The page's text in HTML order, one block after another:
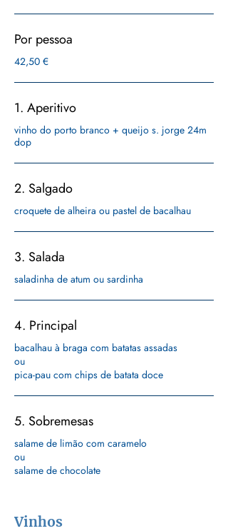
Por pessoa
42,50 €
1. Aperitivo
vinho do porto branco + queijo s. jorge 24m
dop
2. Salgado
croquete de alheira ou pastel de bacalhau
3. Salada
saladinha de atum ou sardinha
4. Principal
bacalhau à braga com batatas assadas
ou
pica-pau com chips de batata doce
5. Sobremesas
salame de limão com caramelo
ou
salame de chocolate
Vinhos